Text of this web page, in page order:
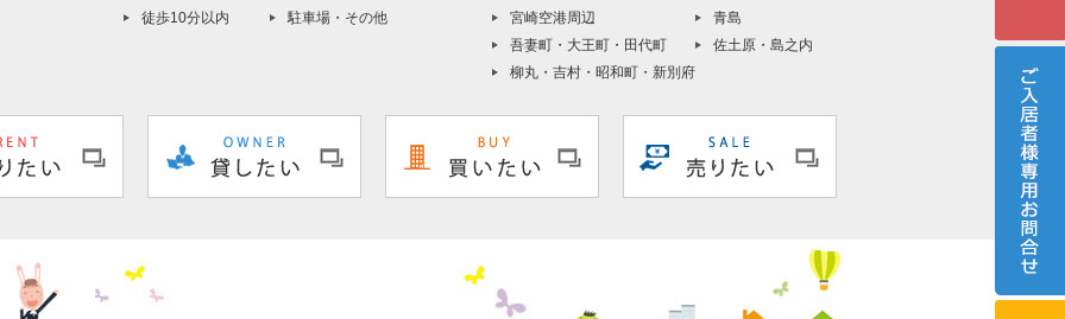
徒歩10分以内
駐車場・その他
宮崎空港周辺
吾妻町・大王町・田代町
柳丸・吉村・昭和町・新別府
青島
佐土原・島之内